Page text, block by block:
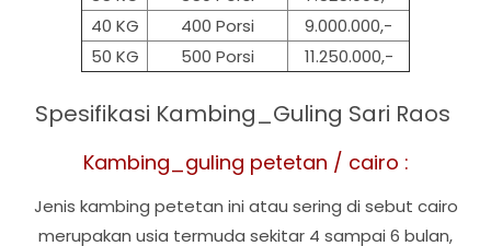
40 KG
400 Porsi
9.000.000,-
50 KG
500 Porsi 11.250.000,-
Spesifikasi Kambing_Guling Sari Raos
Kambing_guling petetan / cairo :
Jenis kambing petetan ini atau sering di sebut cairo
merupakan usia termuda sekitar 4 sampai 6 bulan,